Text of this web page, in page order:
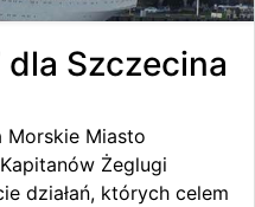
dla Szczecina
Morskie Miasto
Żeglugi
działań, których celem